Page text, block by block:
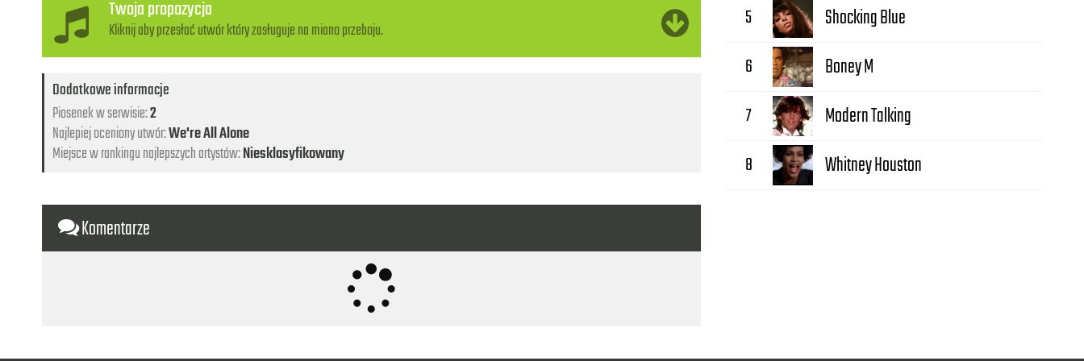
Twoja propozycja
Kliknij aby przesłać utwór który zasługuje na miano przeboju.
Dodatkowe informacje
Piosenek w serwisie:2
Najlepiej oceniony utwór:We're All Alone
Miejsce w rankingu najlepszych artystów:Niesklasyfikowany
Komentarze
5 Shocking Blue
6 Boney M
7 Modern Talking
8 Whitney Houston